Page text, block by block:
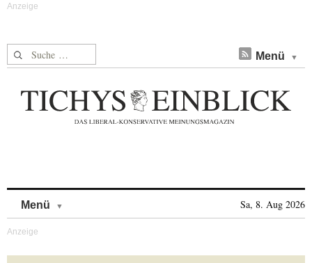
Suche nach: Menü
Menü Sa, 8. Aug 2026